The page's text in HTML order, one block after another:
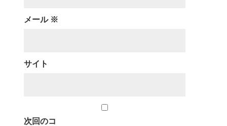
メール ※
サイト
次回のコ